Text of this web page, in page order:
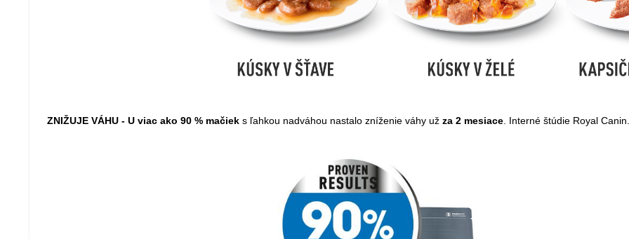
ZNIŽUJE VÁHU - U viac ako 90 % mačiek s ľahkou nadváhou nastalo zníženie váhy už za 2 mesiace . Interné štúdie Royal Canin.